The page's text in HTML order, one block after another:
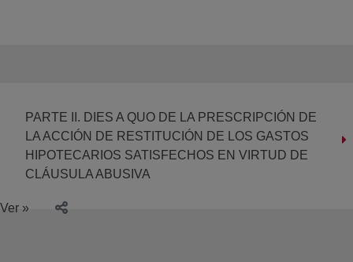
PARTE II. DIES A QUO DE LA PRESCRIPCIÓN DE
LA ACCIÓN DE RESTITUCIÓN DE LOS GASTOS
HIPOTECARIOS SATISFECHOS EN VIRTUD DE
CLÁUSULA ABUSIVA
Ver »